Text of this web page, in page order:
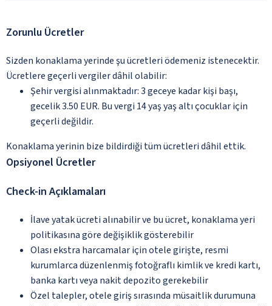
Zorunlu Ücretler
Sizden konaklama yerinde şu ücretleri ödemeniz istenecektir.
Ücretlere geçerli vergiler dâhil olabilir:
Şehir vergisi alınmaktadır: 3 geceye kadar kişi başı,
gecelik 3.50 EUR. Bu vergi 14 yaş yaş altı çocuklar için
geçerli değildir.
Konaklama yerinin bize bildirdiği tüm ücretleri dâhil ettik.
Opsiyonel Ücretler
Check-in Açıklamaları
İlave yatak ücreti alınabilir ve bu ücret, konaklama yeri
politikasına göre değişiklik gösterebilir
Olası ekstra harcamalar için otele girişte, resmi
kurumlarca düzenlenmiş fotoğraflı kimlik ve kredi kartı,
banka kartı veya nakit depozito gerekebilir
Özel talepler, otele giriş sırasında müsaitlik durumuna